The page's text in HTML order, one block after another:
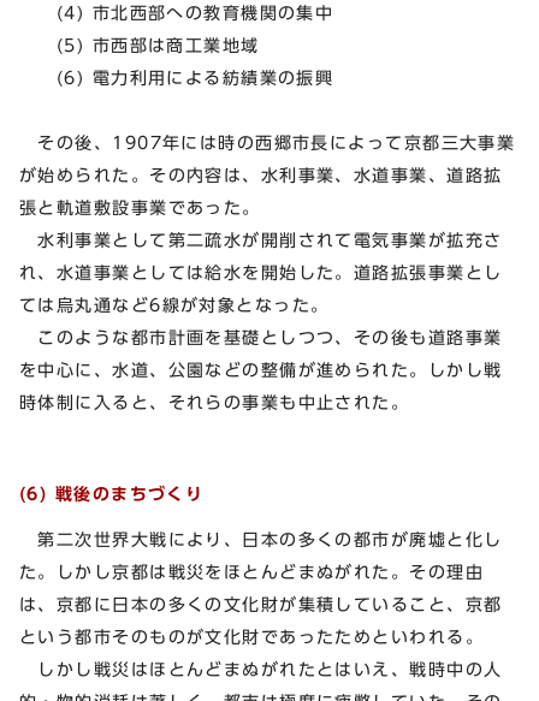
(4) 市北西部への教育機関の集中
(5) 市西部は商工業地域
(6) 電力利用による紡績業の振興
その後、1907年には時の西郷市長によって京都三大事業
が始められた。その内容は、水利事業、水道事業、道路拡
張と軌道敷設事業であった。
水利事業として第二疏水が開削されて電気事業が拡充さ
れ、水道事業としては給水を開始した。道路拡張事業とし
ては烏丸通など6線が対象となった。
このような都市計画を基礎としつつ、その後も道路事業
を中心に、水道、公園などの整備が進められた。しかし戦
時体制に入ると、それらの事業も中止された。
(6) 戦後のまちづくり
第二次世界大戦により、日本の多くの都市が廃墟と化し
た。しかし京都は戦災をほとんどまぬがれた。その理由
は、京都に日本の多くの文化財が集積していること、京都
という都市そのものが文化財であったためといわれる。
しかし戦災はほとんどまぬがれたとはいえ、戦時中の人